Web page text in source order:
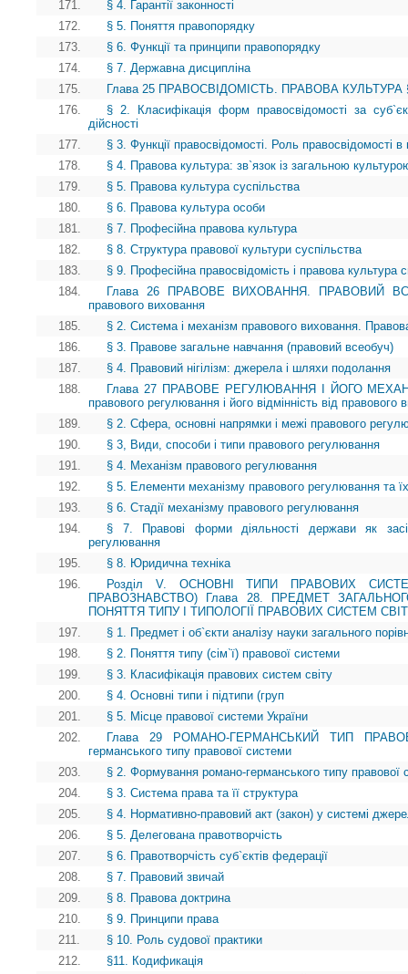
171.
§ 4. Гарантії законності
172.
§ 5. Поняття правопорядку
173.
§ 6. Функції та принципи правопорядку
174.
§ 7. Державна дисципліна
175.
Глава 25 ПРАВОСВІДОМІСТЬ. ПРАВОВА КУЛЬТУРА §
176.
§ 2. Класифікація форм правосвідомості за
дійсності
177.
§ 3. Функції правосвідомості. Роль правосвідомості в
178.
§ 4. Правова культура: зв`язок із загальною
179.
§ 5. Правова культура суспільства
180.
§ 6. Правова культура особи
181.
§ 7. Професійна правова культура
182.
§ 8. Структура правової культури суспільства
183.
§ 9. Професійна правосвідомість і правова культура
184.
Глава 26 ПРАВОВЕ ВИХОВАННЯ. ПРАВОВИЙ
правового виховання
185.
§ 2. Система і механізм правового виховання.
186.
§ 3. Правове загальне навчання (правовий всеобуч)
187.
§ 4. Правовий нігілізм: джерела і шляхи подолання
188.
Глава 27 ПРАВОВЕ РЕГУЛЮВАННЯ І ЙОГО
правового регулювання і його відмінність від правового
189.
§ 2. Сфера, основні напрямки і межі правового
190.
§ 3, Види, способи і типи правового регулювання
191.
§ 4. Механізм правового регулювання
192.
§ 5. Елементи механізму правового регулювання та
193.
§ 6. Стадії механізму правового регулювання
194.
§ 7. Правові форми діяльності держави як
регулювання
195.
§ 8. Юридична техніка
196.
Розділ V. ОСНОВНІ ТИПИ ПРАВОВИХ
ПРАВОЗНАВСТВО) Глава 28. ПРЕДМЕТ
ПОНЯТТЯ ТИПУ І ТИПОЛОГІЇ ПРАВОВИХ СИСТЕМ
197.
§ 1. Предмет і об`єкти аналізу науки загального
198.
§ 2. Поняття типу (сім`ї) правової системи
199.
§ 3. Класифікація правових систем світу
200.
§ 4. Основні типи і підтипи (груп
201.
§ 5. Місце правової системи України
202.
Глава 29 РОМАНО-ГЕРМАНСЬКИЙ ТИП
германського типу правової системи
203.
§ 2. Формування романо-германського типу правової
204.
§ 3. Система права та її структура
205.
§ 4. Нормативно-правовий акт (закон) у системі
206.
§ 5. Делегована правотворчість
207.
§ 6. Правотворчість суб`єктів федерації
208.
§ 7. Правовий звичай
209.
§ 8. Правова доктрина
210.
§ 9. Принципи права
211.
§ 10. Роль судової практики
212.
§11. Кодификація